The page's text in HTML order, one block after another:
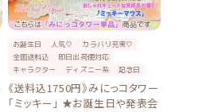
お誕生日 人気♡
カラバリ充実♡
全国送料込
即日出荷便対応
キャラクター
ディズニー系 記念日
《送料込1750円》みにっコタワー
「ミッキー」 ★お誕生日や発表会